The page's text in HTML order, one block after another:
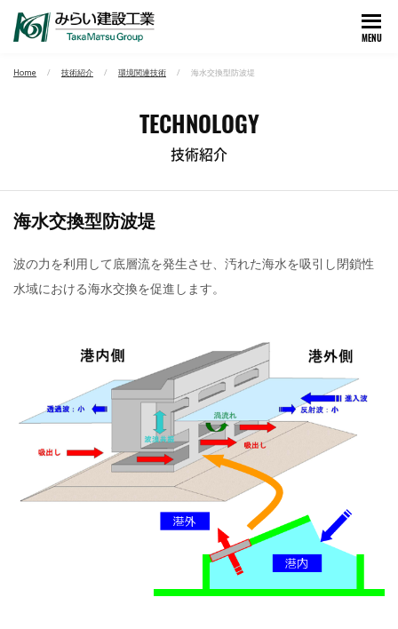
MENU
Home 技術紹介 環境関連技術 海水交換型防波堤
TECHNOLOGY
技術紹介
海水交換型防波堤
波の力を利用して底層流を発生させ、汚れた海水を吸引し閉鎖性
水域における海水交換を促進します。